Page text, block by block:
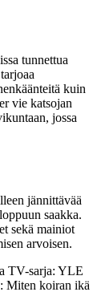
tunnettua
kuin
vie katsojan
jossa
jännittävää
saakka.
sekä mainiot
arvoisen.
TV-sarja: YLE
Miten koiran ikä